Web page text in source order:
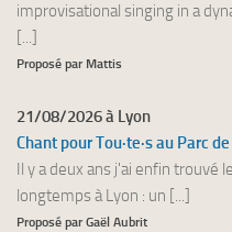
improvisational singing in a
[...]
Proposé par Mattis
21/08/2026 à Lyon
Chant pour Tou·te·s au Parc
Il y a deux ans j'ai enfin trouvé
longtemps à Lyon : un [...]
Proposé par Gaël Aubrit